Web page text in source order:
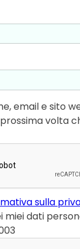
email e sito
volta
sulla
dati